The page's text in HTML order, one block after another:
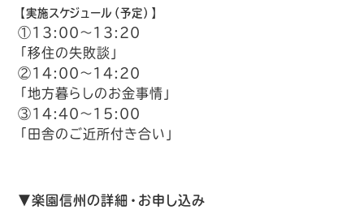
【実施スケジュール（予定）】
①13:00～13:20
「移住の失敗談」
②14:00～14:20
「地方暮らしのお金事情」
③14:40～15:00
「田舎のご近所付き合い」
▼楽園信州の詳細・お申し込み